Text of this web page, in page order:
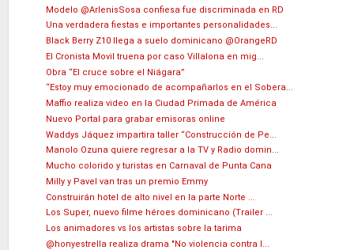
Modelo @ArlenisSosa confiesa fue discriminada en RD
Una verdadera fiestas e importantes personalidades...
Black Berry Z10 llega a suelo dominicano @OrangeRD
El Cronista Movil truena por caso Villalona en mig...
Obra “El cruce sobre el Niágara”
“Estoy muy emocionado de acompañarlos en el Sobera...
Maffio realiza video en la Ciudad Primada de América
Nuevo Portal para grabar emisoras online
Waddys Jáquez impartira taller “Construcción de Pe...
Manolo Ozuna quiere regresar a la TV y Radio domin...
Mucho colorido y turistas en Carnaval de Punta Cana
Milly y Pavel van tras un premio Emmy
Construirán hotel de alto nivel en la parte Norte ...
Los Super, nuevo filme héroes dominicano (Trailer ...
Los animadores vs los artistas sobre la tarima
@honyestrella realiza drama "No violencia contra l...